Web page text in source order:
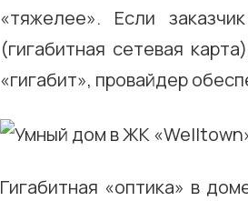
«тяжелее». Если
(гигабитная сетевая
«гигабит», провайдер
Гигабитная «оптика» в